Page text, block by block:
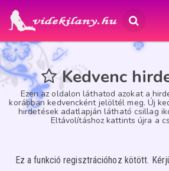
Kedvenc
Ezen az oldalon láthatod azokat a
korábban kedvencként jelöltél meg. Új
hirdetések adatlapján látható csillag
Eltávolításhoz kattints újra a
Ez a funkció regisztrációhoz kötött.